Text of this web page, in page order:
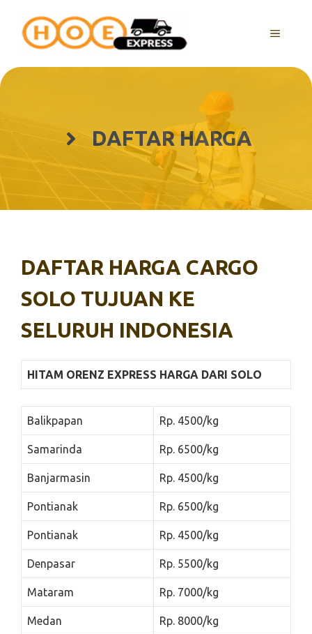
MENU
DAFTAR HARGA
DAFTAR HARGA CARGO
SOLO TUJUAN KE
SELURUH INDONESIA
HITAM ORENZ EXPRESS HARGA DARI SOLO
Balikpapan Rp. 4500/kg
Samarinda Rp. 6500/kg
Banjarmasin Rp. 4500/kg
Pontianak Rp. 6500/kg
Pontianak Rp. 4500/kg
Denpasar Rp. 5500/kg
Mataram Rp. 7000/kg
Medan Rp. 8000/kg